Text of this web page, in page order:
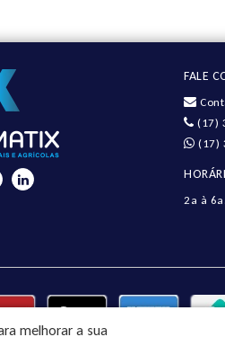
FALE
(17)
(17)
2a à
melhorar a sua